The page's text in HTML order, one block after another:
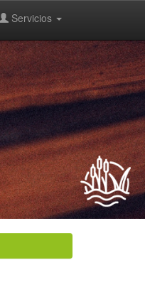
Servicios